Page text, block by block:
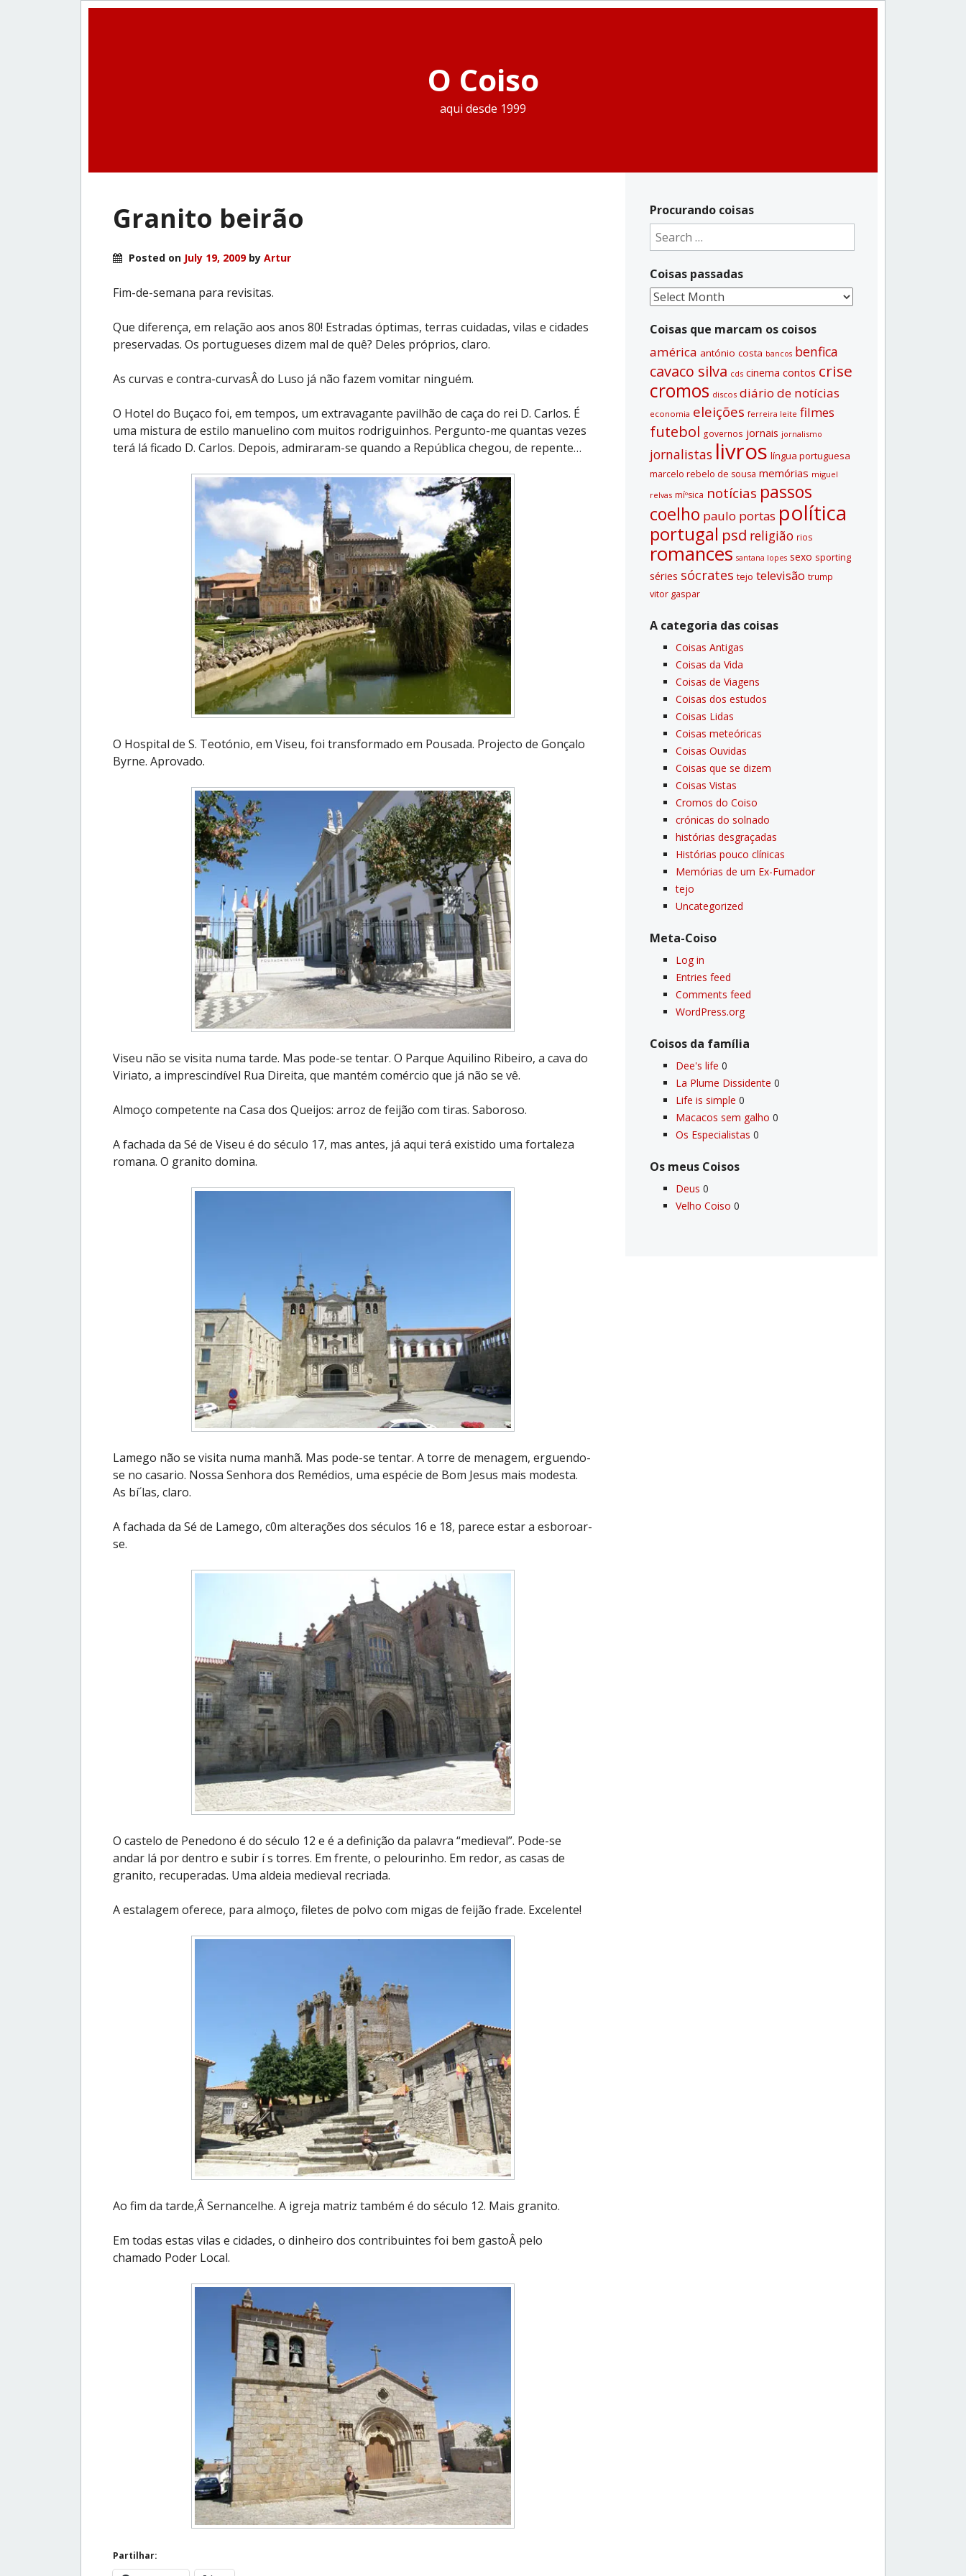
O Coiso
aqui desde 1999
Granito beirão
Posted on July 19, 2009by Artur
Fim-de-semana para revisitas.
Que diferença, em relação aos anos 80! Estradas óptimas, terras cuidadas, vilas e cidades
preservadas. Os portugueses dizem mal de quê? Deles próprios, claro.
As curvas e contra-curvasÂ do Luso já não fazem vomitar ninguém.
O Hotel do Buçaco foi, em tempos, um extravagante pavilhão de caça do rei D. Carlos. É
uma mistura de estilo manuelino com muitos rodriguinhos. Pergunto-me quantas vezes
terá lá ficado D. Carlos. Depois, admiraram-se quando a República chegou, de repente…
O Hospital de S. Teotónio, em Viseu, foi transformado em Pousada. Projecto de Gonçalo
Byrne. Aprovado.
Viseu não se visita numa tarde. Mas pode-se tentar. O Parque Aquilino Ribeiro, a cava do
Viriato, a imprescindível Rua Direita, que mantém comércio que já não se vê.
Almoço competente na Casa dos Queijos: arroz de feijão com tiras. Saboroso.
A fachada da Sé de Viseu é do século 17, mas antes, já aqui terá existido uma fortaleza
romana. O granito domina.
Lamego não se visita numa manhã. Mas pode-se tentar. A torre de menagem, erguendo-
se no casario. Nossa Senhora dos Remédios, uma espécie de Bom Jesus mais modesta.
As bí´las, claro.
A fachada da Sé de Lamego, c0m alterações dos séculos 16 e 18, parece estar a esboroar-
se.
O castelo de Penedono é do século 12 e é a definição da palavra “medieval”. Pode-se
andar lá por dentro e subir í s torres. Em frente, o pelourinho. Em redor, as casas de
granito, recuperadas. Uma aldeia medieval recriada.
A estalagem oferece, para almoço, filetes de polvo com migas de feijão frade. Excelente!
Ao fim da tarde,Â Sernancelhe. A igreja matriz também é do século 12. Mais granito.
Em todas estas vilas e cidades, o dinheiro dos contribuintes foi bem gastoÂ pelo
chamado Poder Local.
Partilhar:
Procurando coisas
Search
for:
Coisas passadas
Coisas
Coisas que marcam os coisos
américa antónio costa bancos benfica
cavaco silva cds cinema contos crise
cromos discos diário de notí­cias
economia eleições ferreira leite filmes
futebol governos jornais jornalismo
jornalistas livros lí­ngua portuguesa
marcelo rebelo de sousa memórias miguel
relvas míºsica notí­cias passos
coelho paulo portas polí­tica
portugal psd religião rios
romances santana lopes sexo sporting
séries sócrates tejo televisão trump
vitor gaspar
A categoria das coisas
Coisas Antigas
Coisas da Vida
Coisas de Viagens
Coisas dos estudos
Coisas Lidas
Coisas meteóricas
Coisas Ouvidas
Coisas que se dizem
Coisas Vistas
Cromos do Coiso
crónicas do solnado
histórias desgraçadas
Histórias pouco clí­nicas
Memórias de um Ex-Fumador
tejo
Uncategorized
Meta-Coiso
Log in
Entries feed
Comments feed
WordPress.org
Coisos da famí­lia
Dee's life 0
La Plume Dissidente 0
Life is simple 0
Macacos sem galho 0
Os Especialistas 0
Os meus Coisos
Deus 0
Velho Coiso 0